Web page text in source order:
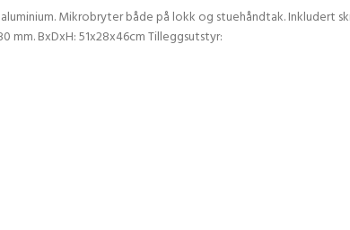
Mikrobryter både på lokk og stuehåndtak. Inkludert
BxDxH: 51x28x46cm Tilleggsutstyr: